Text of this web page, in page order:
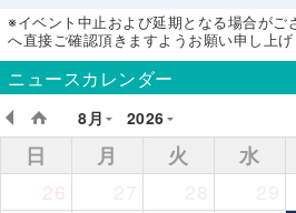
※イベント中止および延期となる場合がご
へ直接ご確認頂きますようお願い申し上げ
ニュースカレンダー
8月
2026
日 月 火 水
26